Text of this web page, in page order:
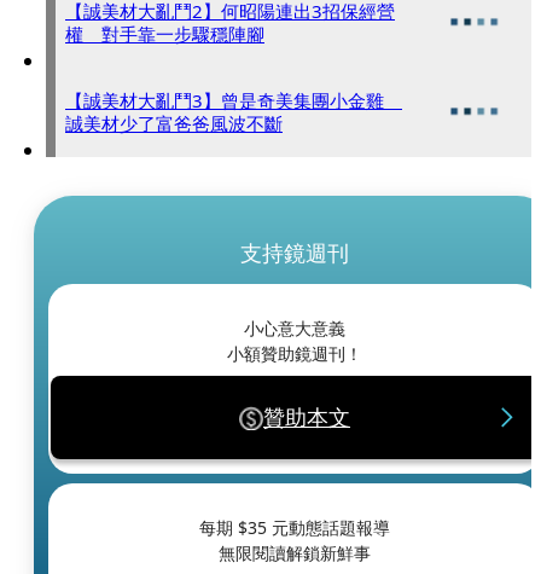
【誠美材大亂鬥2】何昭陽連出3招保經營
權 對手靠一步驟穩陣腳
【誠美材大亂鬥3】曾是奇美集團小金雞
誠美材少了富爸爸風波不斷
支持鏡週刊
小心意大意義
小額贊助鏡週刊！
贊助本文
每期 $35 元動態話題報導
無限閱讀解鎖新鮮事